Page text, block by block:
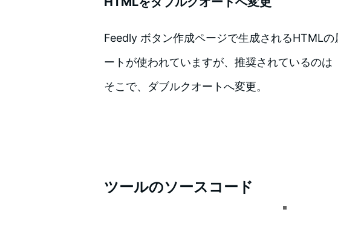
Feedly ボタン作成ページで生成されるHTML
ートが使われていますが、推奨されているのは
そこで、ダブルクオートへ変更。
ツールのソースコード